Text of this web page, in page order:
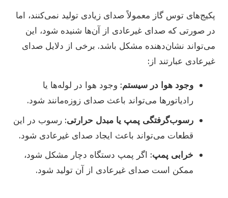
پکیج‌های توس گاز معمولاً صدای زیادی تولید نمی‌کنند، اما
در صورتی که صدای غیرعادی از آن‌ها شنیده شود، این
می‌تواند نشان‌دهنده مشکل باشد. برخی از دلایل صدای
غیرعادی عبارتند از:
وجود هوا در سیستم: وجود هوا در لوله‌ها یا
رادیاتورها می‌تواند باعث صدای زوزه‌مانند شود.
رسوب‌گرفتگی پمپ یا مبدل حرارتی: رسوب در این
قطعات می‌تواند باعث ایجاد صدای غیرعادی شود.
خرابی پمپ: اگر پمپ دستگاه دچار مشکل شود،
ممکن است صدای غیرعادی از آن تولید شود.